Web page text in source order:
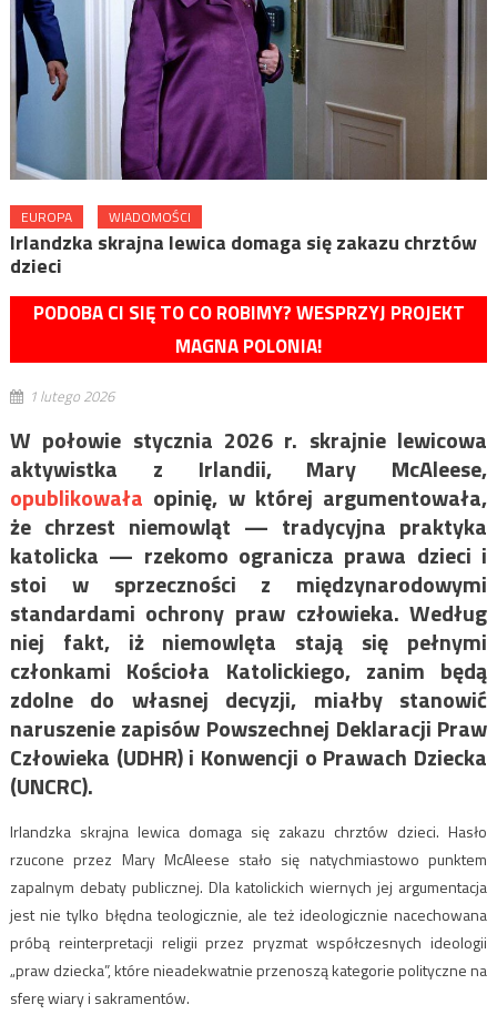
EUROPA WIADOMOŚCI
Irlandzka skrajna lewica domaga się zakazu chrztów
dzieci
PODOBA CI SIĘ TO CO ROBIMY? WESPRZYJ PROJEKT
MAGNA POLONIA!
1 lutego 2026
W połowie stycznia 2026 r. skrajnie lewicowa
aktywistka z Irlandii, Mary McAleese,
opublikowała opinię, w której argumentowała,
że chrzest niemowląt — tradycyjna praktyka
katolicka — rzekomo ogranicza prawa dzieci i
stoi w sprzeczności z międzynarodowymi
standardami ochrony praw człowieka. Według
niej fakt, iż niemowlęta stają się pełnymi
członkami Kościoła Katolickiego, zanim będą
zdolne do własnej decyzji, miałby stanowić
naruszenie zapisów Powszechnej Deklaracji Praw
Człowieka (UDHR) i Konwencji o Prawach Dziecka
(UNCRC).
Irlandzka skrajna lewica domaga się zakazu chrztów dzieci. Hasło
rzucone przez Mary McAleese stało się natychmiastowo punktem
zapalnym debaty publicznej. Dla katolickich wiernych jej argumentacja
jest nie tylko błędna teologicznie, ale też ideologicznie nacechowana
próbą reinterpretacji religii przez pryzmat współczesnych ideologii
„praw dziecka”, które nieadekwatnie przenoszą kategorie polityczne na
sferę wiary i sakramentów.